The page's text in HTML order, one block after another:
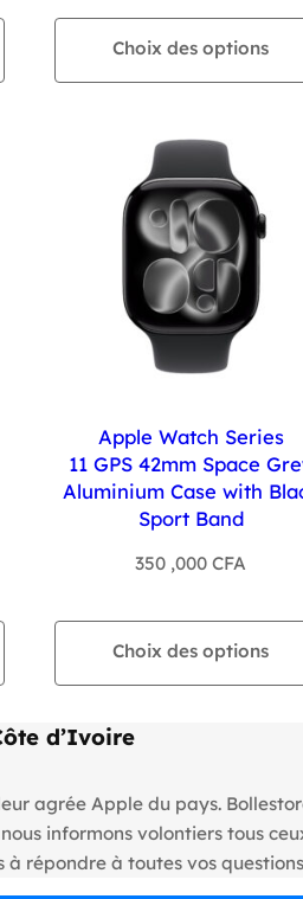
Choix des options
Apple Watch Series
11 GPS 42mm Space
Aluminium Case with
Sport Band
350 ,000CFA
Choix des options
d’Ivoire
agrée Apple du pays.
informons volontiers tous
à répondre à toutes vos